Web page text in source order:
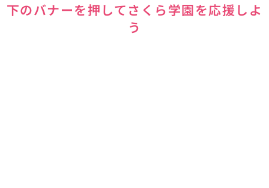
下のバナーを押してさくら学園を応援しよ
う